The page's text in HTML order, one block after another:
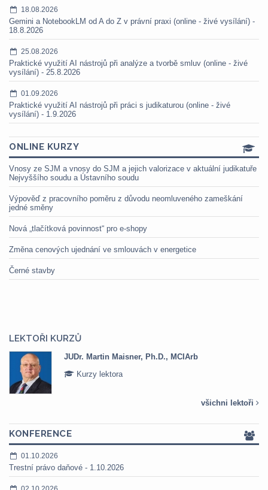
18.08.2026
Gemini a NotebookLM od A do Z v právní praxi (online - živé vysílání) -
18.8.2026
25.08.2026
Praktické využití AI nástrojů při analýze a tvorbě smluv (online - živé
vysílání) - 25.8.2026
01.09.2026
Praktické využití AI nástrojů při práci s judikaturou (online - živé
vysílání) - 1.9.2026
ONLINE KURZY
Vnosy ze SJM a vnosy do SJM a jejich valorizace v aktuální judikatuře
Nejvyššího soudu a Ústavního soudu
Výpověď z pracovního poměru z důvodu neomluveného zameškání
jedné směny
Nová „tlačítková povinnost“ pro e-shopy
Změna cenových ujednání ve smlouvách v energetice
Černé stavby
LEKTOŘI KURZŮ
Mgr. Marek Bednář
Kurzy lektora
všichni lektoři
KONFERENCE
01.10.2026
Trestní právo daňové - 1.10.2026